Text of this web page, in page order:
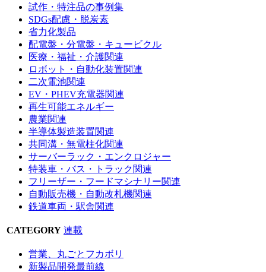
試作・特注品の事例集
SDGs配慮・脱炭素
省力化製品
配電盤・分電盤・キュービクル
医療・福祉・介護関連
ロボット・自動化装置関連
二次電池関連
EV・PHEV充電器関連
再生可能エネルギー
農業関連
半導体製造装置関連
共同溝・無電柱化関連
サーバーラック・エンクロジャー
特装車・バス・トラック関連
フリーザー・フードマシナリー関連
自動販売機・自動改札機関連
鉄道車両・駅舎関連
CATEGORY 連載
営業、丸ごとフカボリ
新製品開発最前線